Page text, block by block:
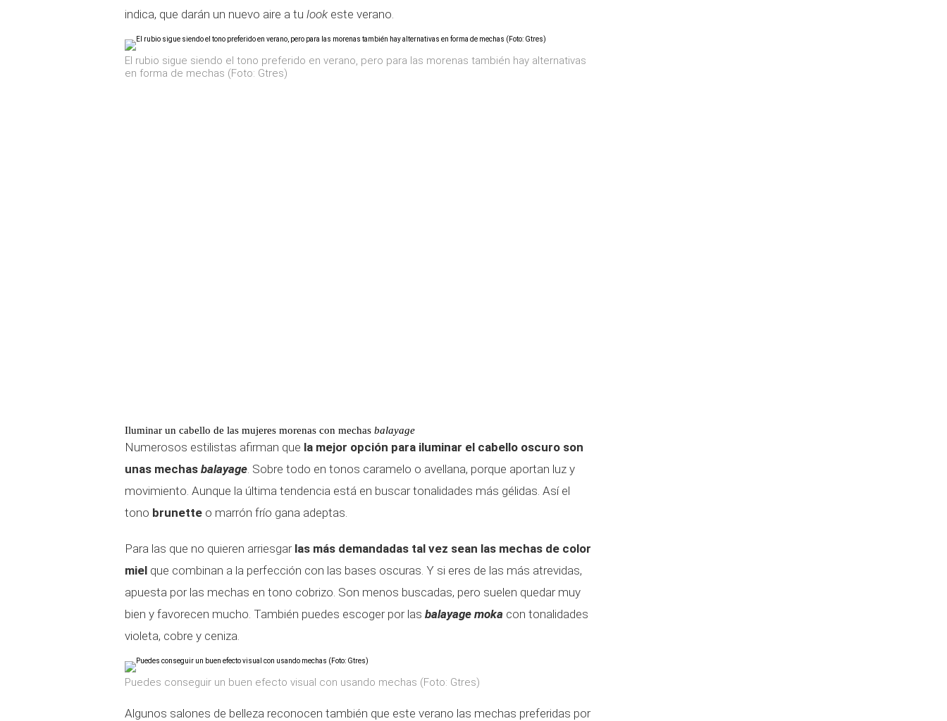
indica, que darán un nuevo aire a tu look este verano.
El rubio sigue siendo el tono preferido en verano, pero para las morenas también hay alternativas
en forma de mechas (Foto: Gtres)
Iluminar un cabello de las mujeres morenas con mechas balayage
Numerosos estilistas afirman que la mejor opción para iluminar el cabello oscuro son
unas mechas balayage. Sobre todo en tonos caramelo o avellana, porque aportan luz y
movimiento. Aunque la última tendencia está en buscar tonalidades más gélidas. Así el
tono brunette o marrón frío gana adeptas.
Para las que no quieren arriesgar las más demandadas tal vez sean las mechas de color
miel que combinan a la perfección con las bases oscuras. Y si eres de las más atrevidas,
apuesta por las mechas en tono cobrizo. Son menos buscadas, pero suelen quedar muy
bien y favorecen mucho. También puedes escoger por las balayage moka con tonalidades
violeta, cobre y ceniza.
Puedes conseguir un buen efecto visual con usando mechas (Foto: Gtres)
Algunos salones de belleza reconocen también que este verano las mechas preferidas por